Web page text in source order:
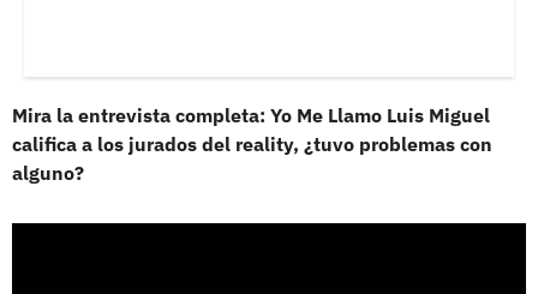
Mira la entrevista completa: Yo Me Llamo Luis Miguel
califica a los jurados del reality, ¿tuvo problemas con
alguno?